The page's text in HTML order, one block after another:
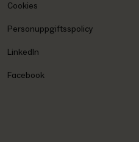
Cookies
Personuppgiftsspolicy
LinkedIn
Facebook